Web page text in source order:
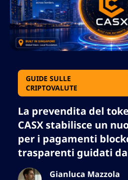
GUIDE SULLE
CRIPTOVALUTE
La prevendita del
CASX stabilisce un
per i pagamenti
trasparenti guidati
Gianluca Mazzola